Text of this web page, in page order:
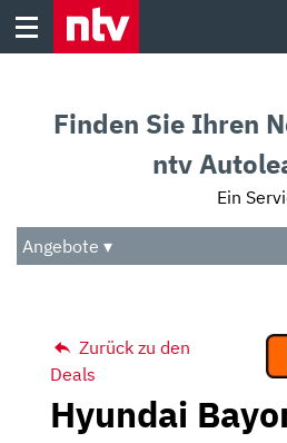
Skip
Audio
Das Beste
Finden Sie Ihren
ntv
Ein
Angebote ▾
Zurück zu den
Deals
Hyundai